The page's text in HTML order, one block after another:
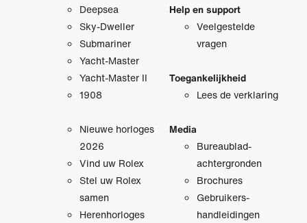
Deepsea
Sky-Dweller
Submariner
Yacht-Master
Yacht-Master II
1908
Nieuwe horloges
2026
Vind uw Rolex
Stel uw Rolex
samen
Herenhorloges
Help en support
Veelgestelde
vragen
Toegankelijkheid
Lees de verklaring
Media
Bureaublad­
achtergronden
Brochures
Gebruikers­
handleidingen